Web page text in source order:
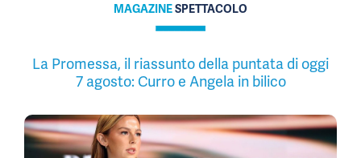
MAGAZINESPETTACOLO
La Promessa, il riassunto della puntata di oggi
7 agosto: Curro e Angela in bilico